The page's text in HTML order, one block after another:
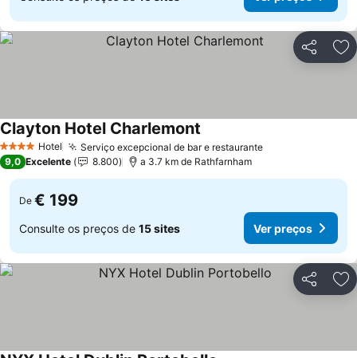
Partilhar
4 EstrelasHotel Serviço excepcional de bar e restauranteVer preços
Clayton Hotel Charlemont
9,0 Excelente 8.800 a 3.7 km de Rathfarnham
De € 199
Consulte os preços de 15 sites Ver preços
Partilhar